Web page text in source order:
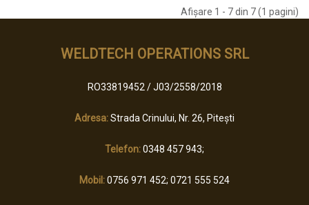
Afişare 1 - 7 din 7 (1 pagini)
WELDTECH OPERATIONS SRL
RO33819452 / J03/2558/2018
Adresa:Strada Crinului, Nr. 26, Pitești
Telefon:0348 457 943;
Mobil:0756 971 452; 0721 555 524